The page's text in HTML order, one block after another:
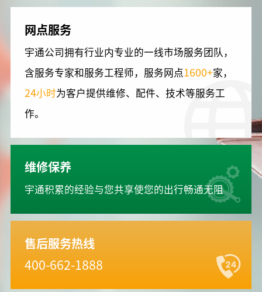
网点服务
宇通公司拥有行业内专业的一线市场服务团队，
含服务专家和服务工程师，服务网点1600+家，
24小时为客户提供维修、配件、技术等服务工
作。
维修保养
宇通积累的经验与您共享使您的出行畅通无阻
售后服务热线
400-662-1888